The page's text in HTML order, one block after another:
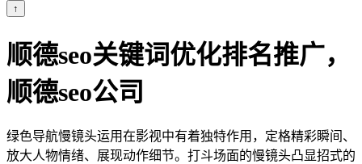
↑
顺德seo关键词优化排名推广，
顺德seo公司
绿色导航慢镜头运用在影视中有着独特作用，定格精彩瞬间、
放大人物情绪、展现动作细节。打斗场面的慢镜头凸显招式的